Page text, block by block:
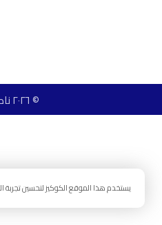
© ٢٠٢٦ ناصحون
يستخدم هذا الموقع الكوكيز لتحسين تجربة